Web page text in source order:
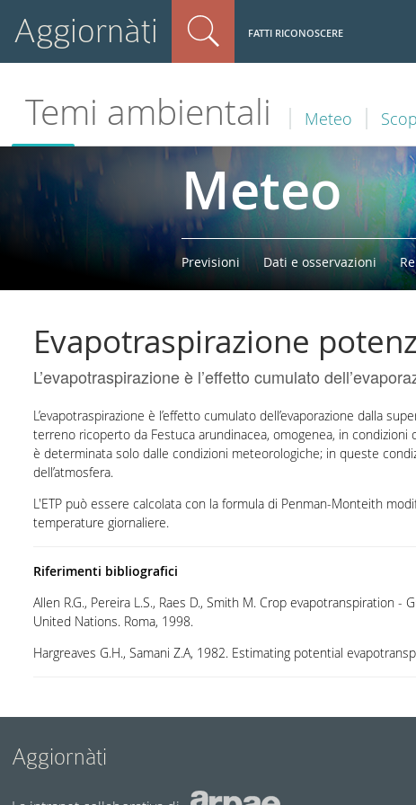
Aggiornàti FATTI RICONOSCERE
Temi ambientali Meteo
Meteo
Previsioni Dati e osservazioni
Evapotraspirazione
L’evapotraspirazione è l’effetto cumulato
L’evapotraspirazione è l’effetto cumulato dell’evaporazione dalla
terreno ricoperto da Festuca arundinacea, omogenea, in
è determinata solo dalle condizioni meteorologiche; in queste
dell’atmosfera.
L'ETP può essere calcolata con la formula di Penman-Monteith
temperature giornaliere.
Riferimenti bibliografici
Allen R.G., Pereira L.S., Raes D., Smith M. Crop
United Nations. Roma, 1998.
Hargreaves G.H., Samani Z.A, 1982. Estimating potential
Aggiornàti